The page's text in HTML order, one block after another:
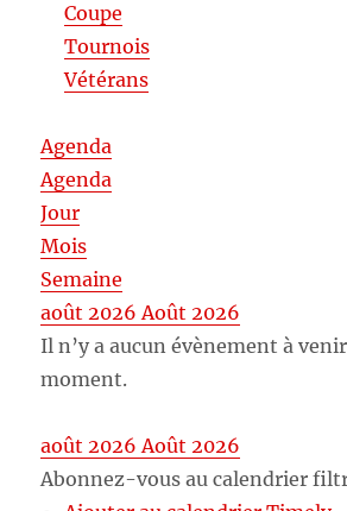
Coupe
Tournois
Vétérans
Agenda
Agenda
Jour
Mois
Semaine
août 2026 Août 2026
Il n’y a aucun évènement à
moment.
août 2026 Août 2026
Abonnez-vous au calendrier